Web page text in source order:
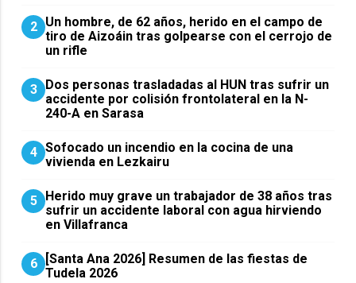
2 Un hombre, de 62 años, herido en el campo de
tiro de Aizoáin tras golpearse con el cerrojo de
un rifle
3 ​Dos personas trasladadas al HUN tras sufrir un
accidente por colisión frontolateral en la N-
240-A en Sarasa
4 Sofocado un incendio en la cocina de una
vivienda en Lezkairu
5 Herido muy grave un trabajador de 38 años tras
sufrir un accidente laboral con agua hirviendo
en Villafranca
6
[Santa Ana 2026] Resumen de las fiestas de
Tudela 2026